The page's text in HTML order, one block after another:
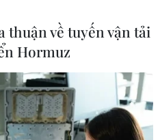
thêm
thuận về tuyến vận tải
Hormuz